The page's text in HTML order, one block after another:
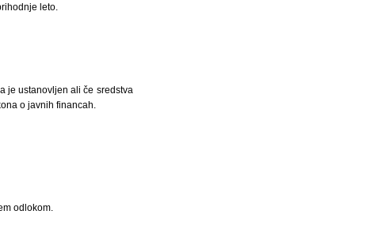
leto.
je ustanovljen ali če sredstva
o javnih financah.
odlokom.